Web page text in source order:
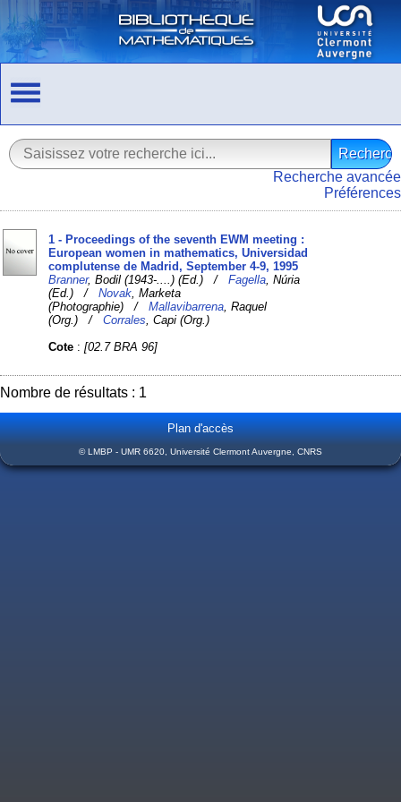
Recherche avancée
Préférences
1 - Proceedings of the seventh EWM meeting :
European women in mathematics, Universidad
complutense de Madrid, September 4-9, 1995
Branner, Bodil (1943-....) (Ed.) /Fagella , Núria
(Ed.) /Novak , Marketa
(Photographie) /Mallavibarrena , Raquel
(Org.) /Corrales , Capi (Org.)
Cote :[02.7 BRA 96]
Nombre de résultats : 1
Plan d'accès
© LMBP - UMR 6620, Université Clermont Auvergne, CNRS